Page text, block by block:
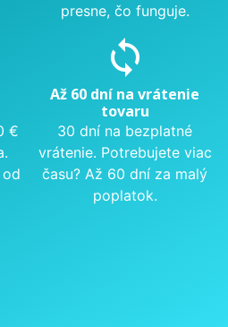
presne, čo funguje.
€
sync
Až 60 dní na vrátenie
tovaru
30 dní na bezplatné
vrátenie. Potrebujete viac
času? Až 60 dní za malý
poplatok.